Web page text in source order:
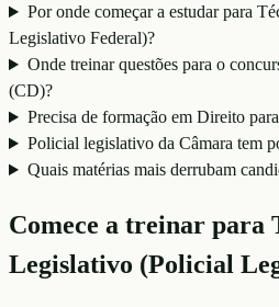
Por onde começar a estudar para
Legislativo Federal)?
Onde treinar questões para o
(CD)?
Precisa de formação em Direito
Policial legislativo da Câmara tem
Quais matérias mais derrubam
Comece a treinar para
Legislativo (Policial